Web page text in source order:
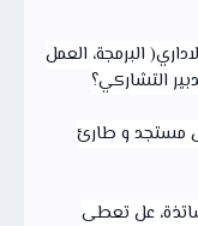
البرمجة، العمل
التشاركي؟
مستجد و طارئ
عل تعطى